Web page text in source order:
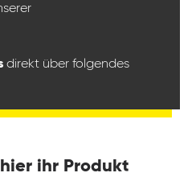
direkt über folgendes
ihr Produkt